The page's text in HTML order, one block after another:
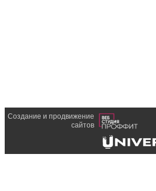
Создание и продвижение
сайтов